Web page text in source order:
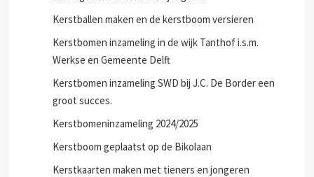
Kerstballen maken en de kerstboom versieren
Kerstbomen inzameling in de wijk Tanthof i.s.m.
Werkse en Gemeente Delft
Kerstbomen inzameling SWD bij J.C. De Border een
groot succes.
Kerstbomeninzameling 2024/2025
Kerstboom geplaatst op de Bikolaan
Kerstkaarten maken met tieners en jongeren